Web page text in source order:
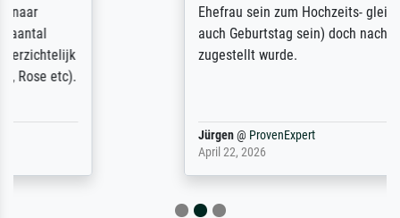
Ehefrau sein zum Hochzeits- gleichzeitig
auch Geburtstag sein) doch nach zu Hause
zugestellt wurde.